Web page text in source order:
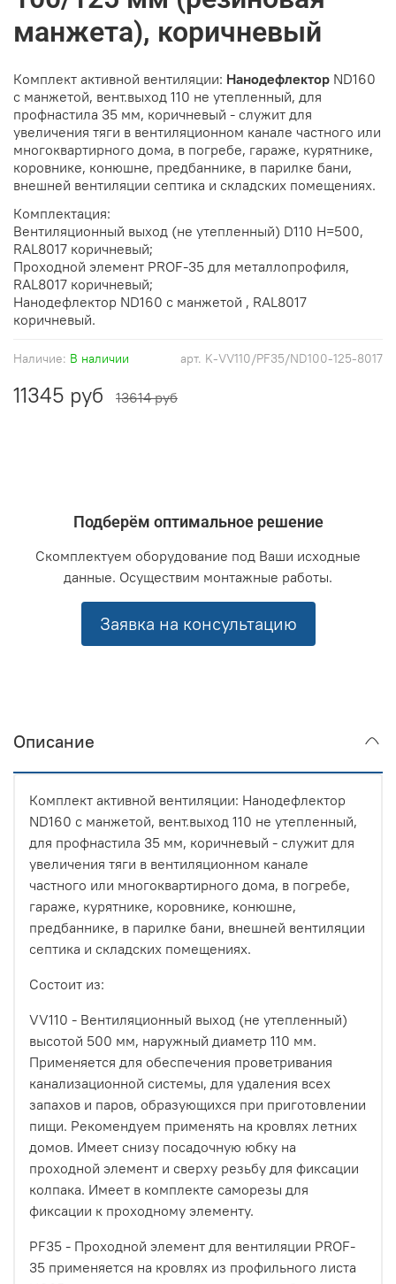
арт. K-VV110/PF35/ND100-125-8017
Наличие: В наличии
манжета), коричневый
11345 руб 13614 руб
Комплект активной вентиляции: Нанодефлектор ND160
с манжетой, вент.выход 110 не утепленный, для
профнастила 35 мм, коричневый - служит для
увеличения тяги в вентиляционном канале частного или
многоквартирного дома, в погребе, гараже, курятнике,
коровнике, конюшне, предбаннике, в парилке бани,
внешней вентиляции септика и складских помещениях.
Комплектация:
Вентиляционный выход (не утепленный) D110 H=500,
RAL8017 коричневый;
Проходной элемент PROF-35 для металлопрофиля,
RAL8017 коричневый;
Нанодефлектор ND160 с манжетой , RAL8017
коричневый.
Подберём оптимальное решение
Скомплектуем оборудование под Ваши исходные
данные. Осуществим монтажные работы.
Заявка на консультацию
Описание
Комплект активной вентиляции: Нанодефлектор
ND160 с манжетой, вент.выход 110 не утепленный,
для профнастила 35 мм, коричневый - служит для
увеличения тяги в вентиляционном канале
частного или многоквартирного дома, в погребе,
гараже, курятнике, коровнике, конюшне,
предбаннике, в парилке бани, внешней вентиляции
септика и складских помещениях.
Состоит из:
VV110 - Вентиляционный выход (не утепленный)
высотой 500 мм, наружный диаметр 110 мм.
Применяется для обеспечения проветривания
канализационной системы, для удаления всех
запахов и паров, образующихся при приготовлении
пищи. Рекомендуем применять на кровлях летних
домов. Имеет снизу посадочную юбку на
проходной элемент и сверху резьбу для фиксации
колпака. Имеет в комплекте саморезы для
фиксации к проходному элементу.
PF35 - Проходной элемент для вентиляции PROF-
35 применяется на кровлях из профильного листа